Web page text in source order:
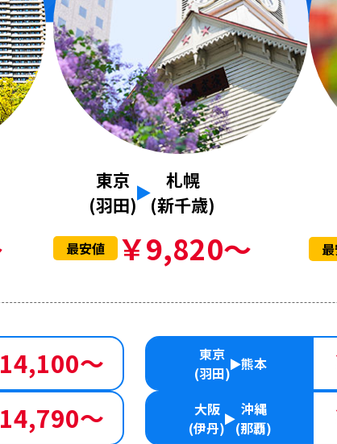
東京
(羽田)
札幌
(新千歳)
最安値 ￥9,820～
～
東京
(羽田) 熊本
～
大阪
(伊丹)
沖縄
(那覇)